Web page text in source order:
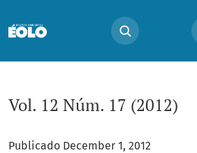
Vol. 12 Núm. 17 (2012):
Vol. 12 Núm. 17 (2012)
Publicado December 1, 2012